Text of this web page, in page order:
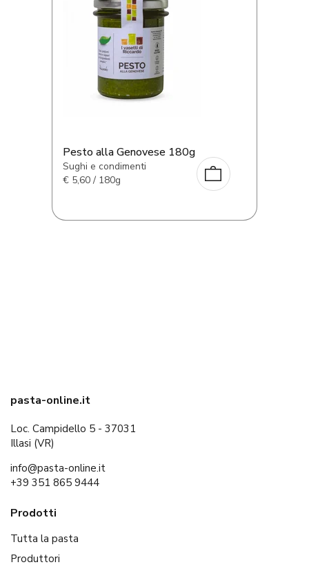
Pesto alla Genovese 180g
Sughi e condimenti
€ 5,60 / 180g
pasta-online.it
Loc. Campidello 5 - 37031
Illasi (VR)
info@pasta-online.it
+39 351 865 9444
Prodotti
Tutta la pasta
Produttori